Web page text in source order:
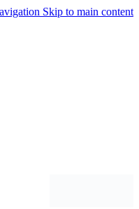
Skip to main content